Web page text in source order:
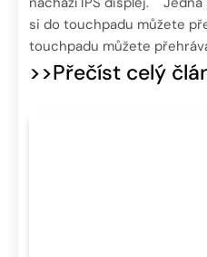
si do touchpadu můžete
touchpadu můžete
>>Přečíst celý